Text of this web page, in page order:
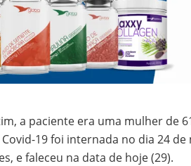
a paciente era uma mulher de
19 foi internada no dia 24
e faleceu na data de hoje (29).